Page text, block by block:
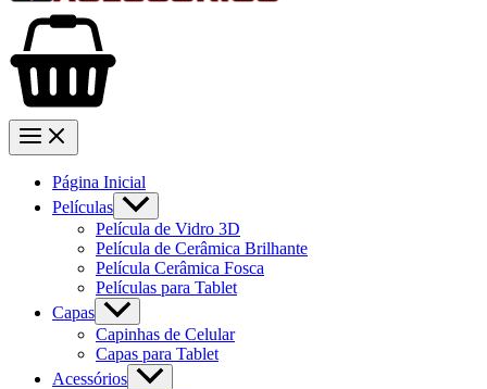
Página Inicial
Películas
Película de Vidro 3D
Película de Cerâmica Brilhante
Película Cerâmica Fosca
Películas para Tablet
Capas
Capinhas de Celular
Capas para Tablet
Acessórios